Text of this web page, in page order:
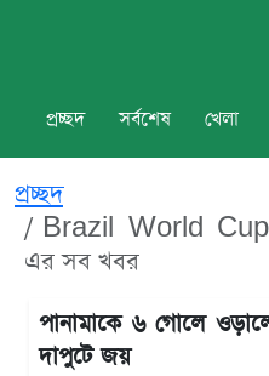
প্রচ্ছদ সর্বশেষ খেলা
প্রচ্ছদ
Brazil World
এর সব খবর
পানামাকে ৬ গোলে
দাপুটে জয়